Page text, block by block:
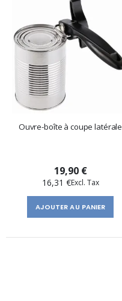
Ouvre-boîte à coupe latérale
19,90 €
16,31 €
AJOUTER AU PANIER